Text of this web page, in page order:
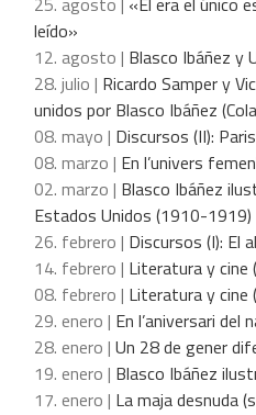
leído»
12. agosto | Blasco Ibáñez y
28. julio | Ricardo Samper y
unidos por Blasco Ibáñez
08. mayo | Discursos (II):
08. marzo | En l’univers
02. marzo | Blasco Ibáñez
Estados Unidos (1910-1919)
26. febrero | Discursos (I): El
14. febrero | Literatura y cine
08. febrero | Literatura y cine
29. enero | En l’aniversari del
28. enero | Un 28 de gener
19. enero | Blasco Ibáñez
17. enero | La maja desnuda